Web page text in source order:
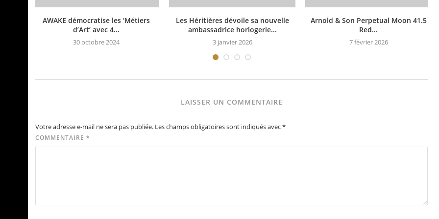
AWAKE démocratise les ‘Métiers
d’Art’ avec 4...
30 octobre 2024
Les Héritières dévoile sa nouvelle
ambassadrice horlogerie...
3 janvier 2026
Arnold & Son Perpetual Moon 41.5
Red...
7 février 2026
LAISSER UN COMMENTAIRE
Votre adresse e-mail ne sera pas publiée. Les champs obligatoires sont indiqués avec*
COMMENTAIRE *